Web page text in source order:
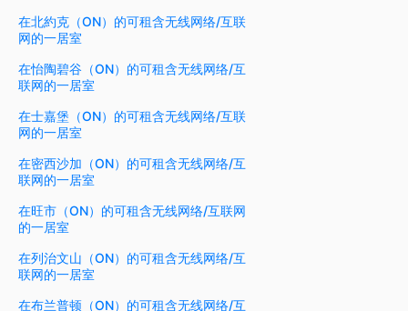
在北約克（ON）的可租含无线网络/互联
网的一居室
在怡陶碧谷（ON）的可租含无线网络/互
联网的一居室
在士嘉堡（ON）的可租含无线网络/互联
网的一居室
在密西沙加（ON）的可租含无线网络/互
联网的一居室
在旺市（ON）的可租含无线网络/互联网
的一居室
在列治文山（ON）的可租含无线网络/互
联网的一居室
在布兰普顿（ON）的可租含无线网络/互